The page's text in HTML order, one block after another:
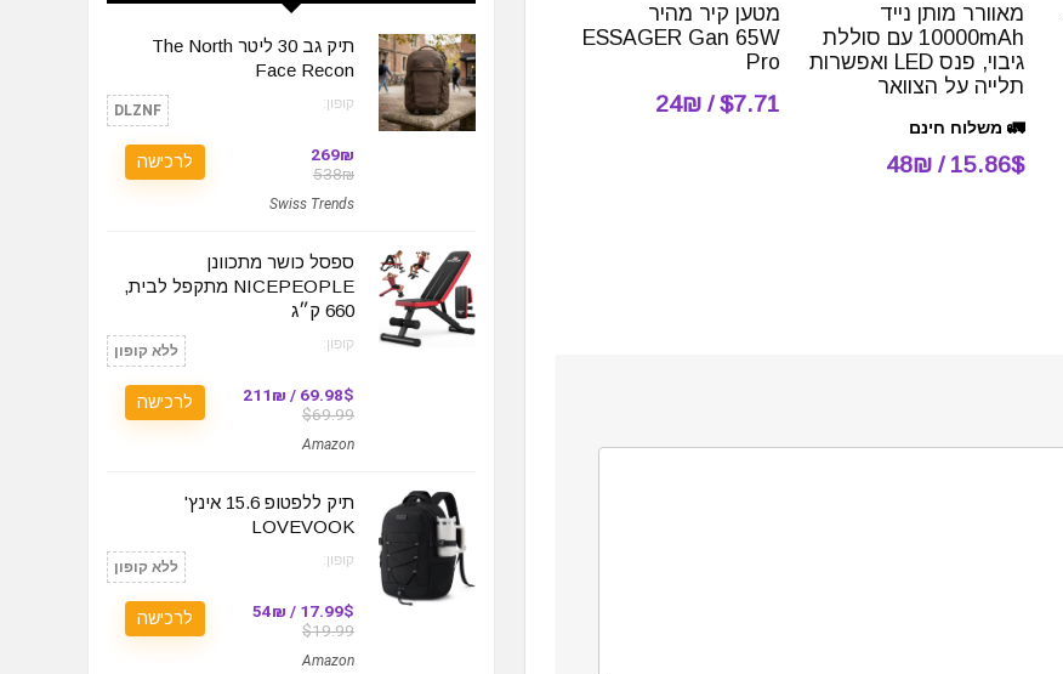
מאוורר מותן נייד
10000mAh עם סוללת
גיבוי, פנס LED ואפשרות
תלייה על הצוואר
🚛 משלוח חינם
15.86$ / 48₪
מטען קיר מהיר
ESSAGER Gan 65W
Pro
$7.71 / 24₪
תיק גב 30 ליטר The North
Face Recon
קופון: DLZNF
269₪
538₪
Swiss Trends
לרכישה
ספסל כושר מתכוונן
NICEPEOPLE מתקפל לבית,
660 ק״ג
קופון: ללא קופון
69.98$ / 211₪
$69.99
Amazon
לרכישה
תיק ללפטופ 15.6 אינץ'
LOVEVOOK
קופון: ללא קופון
17.99$ / 54₪
$19.99
Amazon
לרכישה